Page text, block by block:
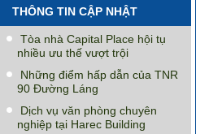
THÔNG TIN CẬP NHẬT
Tòa nhà Capital Place hội tụ
nhiều ưu thế vượt trội
Những điểm hấp dẫn của TNR
90 Đường Láng
Dịch vụ văn phòng chuyên
nghiệp tại Harec Building